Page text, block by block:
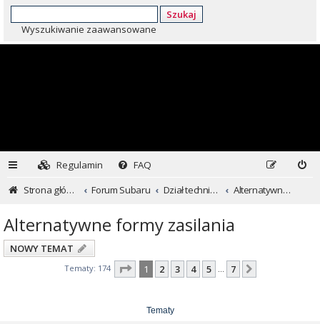
Szukaj
Wyszukiwanie zaawansowane
Regulamin
FAQ
Strona główna
Forum Subaru Dział techniczny ...czyli dla kochających inaczej Alternatywne formy zasilania
Alternatywne formy zasilania
NOWY TEMAT
Tematy: 174 Strona z7
1 2 3 4 5 … 7
Tematy